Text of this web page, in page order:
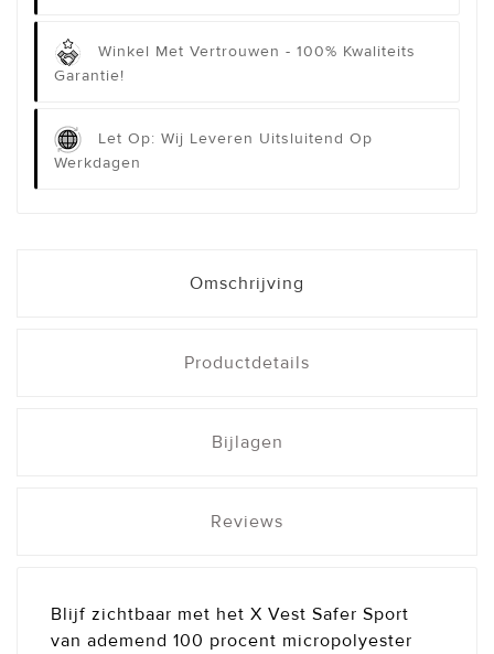
Winkel Met Vertrouwen - 100% Kwaliteits
Garantie!
Let Op: Wij Leveren Uitsluitend Op
Werkdagen
Omschrijving
Productdetails
Bijlagen
Reviews
Blijf zichtbaar met het X Vest Safer Sport
van ademend 100 procent micropolyester